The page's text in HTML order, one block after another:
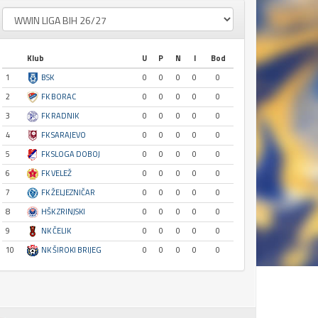
Klub U P N I
Bod
1
BSK 0 0 0 0
0
2
FK BORAC 0 0 0 0
0
3
FK RADNIK 0 0 0 0
0
4
FK SARAJEVO 0 0 0 0
0
5
FK SLOGA DOBOJ 0 0 0 0
0
6
FK VELEŽ 0 0 0 0
0
7
FK ŽELJEZNIČAR 0 0 0 0
0
8
HŠK ZRINJSKI 0 0 0 0
0
9
NK ČELIK 0 0 0 0
0
10
NK ŠIROKI BRIJEG 0 0 0 0 0